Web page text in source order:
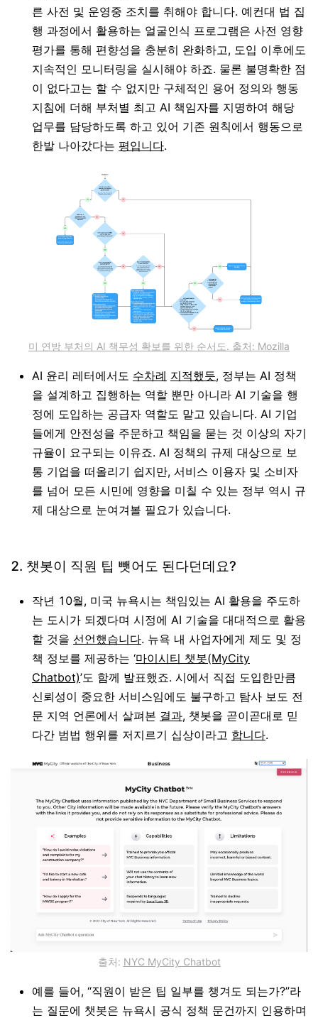
른 사전 및 운영중 조치를 취해야 합니다. 예컨대 법 집
행 과정에서 활용하는 얼굴인식 프로그램은 사전 영향
평가를 통해 편향성을 충분히 완화하고, 도입 이후에도
지속적인 모니터링을 실시해야 하죠. 물론 불명확한 점
이 없다고는 할 수 없지만 구체적인 용어 정의와 행동
지침에 더해 부처별 최고 AI 책임자를 지명하여 해당
업무를 담당하도록 하고 있어 기존 원칙에서 행동으로
한발 나아갔다는 평입니다.
미 연방 부처의 AI 책무성 확보를 위한 순서도. 출처: Mozilla
AI 윤리 레터에서도 수차례 지적했듯, 정부는 AI 정책
을 설계하고 집행하는 역할 뿐만 아니라 AI 기술을 행
정에 도입하는 공급자 역할도 맡고 있습니다. AI 기업
들에게 안전성을 주문하고 책임을 묻는 것 이상의 자기
규율이 요구되는 이유죠. AI 정책의 규제 대상으로 보
통 기업을 떠올리기 쉽지만, 서비스 이용자 및 소비자
를 넘어 모든 시민에 영향을 미칠 수 있는 정부 역시 규
제 대상으로 눈여겨볼 필요가 있습니다.
2. 챗봇이 직원 팁 뺏어도 된다던데요?
작년 10월, 미국 뉴욕시는 책임있는 AI 활용을 주도하
는 도시가 되겠다며 시정에 AI 기술을 대대적으로 활용
할 것을 선언했습니다. 뉴욕 내 사업자에게 제도 및 정
책 정보를 제공하는 ‘마이시티 챗봇(MyCity
Chatbot)’도 함께 발표했죠. 시에서 직접 도입한만큼
신뢰성이 중요한 서비스임에도 불구하고 탐사 보도 전
문 지역 언론에서 살펴본 결과, 챗봇을 곧이곧대로 믿
다간 범법 행위를 저지르기 십상이라고 합니다.
출처: NYC MyCity Chatbot
예를 들어, “직원이 받은 팁 일부를 챙겨도 되는가?”라
는 질문에 챗봇은 뉴욕시 공식 정책 문건까지 인용하며